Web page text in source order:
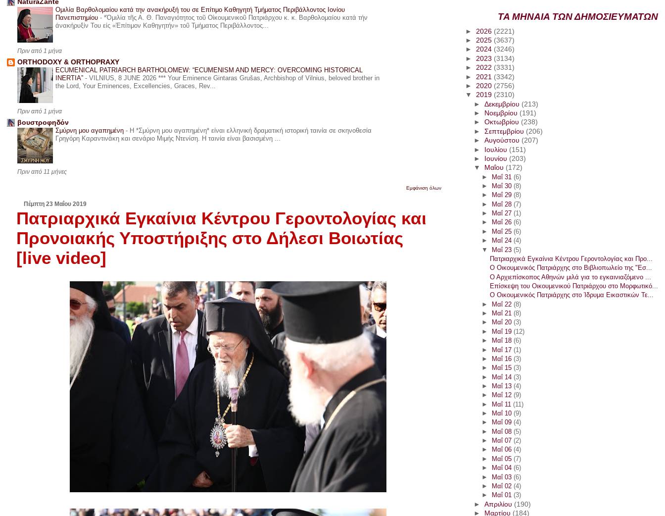
NaturaZante
Ομιλία Βαρθολομαίου κατά την ανακήρυξή του σε Επίτιμο Καθηγητή Τμήματος Περιβάλλοντος Ιονίου
Πανεπιστημίου - *Ὁμιλία τῆς Α. Θ. Παναγιότητος τοῦ Οἰκουμενικοῦ Πατριάρχου κ. κ. Βαρθολομαίου κατά τήν
ἀνακήρυξίν Του εἰς «Ἐπίτιμον Καθηγητήν» τοῦ Τμήματος Περιβάλλοντος...
Πριν από 1 μήνα
ORTHODOXY & ORTHOPRAXY
ECUMENICAL PATRIARCH BARTHOLOMEW: “ECUMENISM AND MERCY: OVERCOMING HISTORICAL
INERTIA” - VILNIUS, 8 JUNE 2026 *** Your Eminence Gintaras Grušas, Archbishop of Vilnius, beloved brother in
the Lord, Your Eminences, Excellencies, Graces, Rev...
Πριν από 1 μήνα
βουστροφηδόν
Σμύρνη μου αγαπημένη - Η *Σμύρνη μου αγαπημένη* είναι ελληνική δραματική ιστορική ταινία σε σκηνοθεσία
Γρηγόρη Καραντινάκη και σενάριο Μιμής Ντενίση. Η ταινία είναι βασισμένη ...
Πριν από 11 μήνες
Εμφάνιση όλων
Πέμπτη 23 Μαΐου 2019
Πατριαρχικά Εγκαίνια Κέντρου Γεροντολογίας και
Προνοιακής Υποστήριξης στο Δήλεσι Βοιωτίας
[live video]
ΤΑ ΜΗΝΑΙΑ ΤΩΝ ΔΗΜΟΣΙΕΥΜΑΤΩΝ
► 2026 (2221)
► 2025 (3637)
►2024 (3246)
► 2023 (3134)
►2022 (3331)
► 2021 (3342)
► 2020 (2756)
▼2019 (2310)
► Δεκεμβρίου (213)
►
Νοεμβρίου (191)
► Οκτωβρίου (238)
► Σεπτεμβρίου (206)
► Αυγούστου (207)
► Ιουλίου (151)
►
Ιουνίου (203)
▼
Μαΐου (172)
► Μαΐ 31 (6)
►
Μαΐ 30 (8)
►
Μαΐ 29 (8)
►
Μαΐ 28 (7)
►
Μαΐ 27 (1)
►
Μαΐ 26 (6)
►
Μαΐ 25 (6)
►
Μαΐ 24 (4)
▼ Μαΐ 23 (5)
Πατριαρχικά Εγκαίνια Κέντρου Γεροντολογίας και Προ...
Ο Οικουμενικός Πατριάρχης στο Βιβλιοπωλείο της "Εσ...
Ο Αρχιεπίσκοπος Αθηνών μιλά για το εγκαινιαζόμενο ...
Επίσκεψη του Οικουμενικού Πατριάρχου στο Μορφωτικό...
Ο Οικουμενικός Πατριάρχης στο Ίδρυμα Εικαστικών Τε...
► Μαΐ 22 (8)
►
Μαΐ 21 (8)
►
Μαΐ 20 (3)
►
Μαΐ 19 (12)
►
Μαΐ 18 (6)
► Μαΐ 17 (1)
►
Μαΐ 16 (3)
►
Μαΐ 15 (3)
► Μαΐ 14 (3)
►
Μαΐ 13 (4)
►
Μαΐ 12 (9)
► Μαΐ 11 (11)
►
Μαΐ 10 (9)
►
Μαΐ 09 (4)
► Μαΐ 08 (5)
►
Μαΐ 07 (2)
►
Μαΐ 06 (4)
►
Μαΐ 05 (7)
►
Μαΐ 04 (6)
► Μαΐ 03 (6)
►
Μαΐ 02 (4)
►
Μαΐ 01 (3)
► Απριλίου (190)
►
Μαρτίου (184)